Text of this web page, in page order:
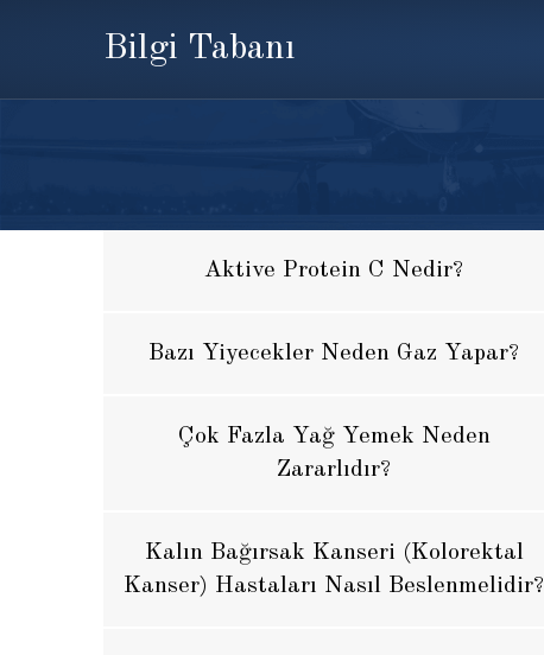
Bilgi Tabanı
Aktive Protein C Nedir?
Bazı Yiyecekler Neden Gaz Yapar?
Çok Fazla Yağ Yemek Neden
Zararlıdır?
Kalın Bağırsak Kanseri (Kolorektal
Kanser) Hastaları Nasıl Beslenmelidir?